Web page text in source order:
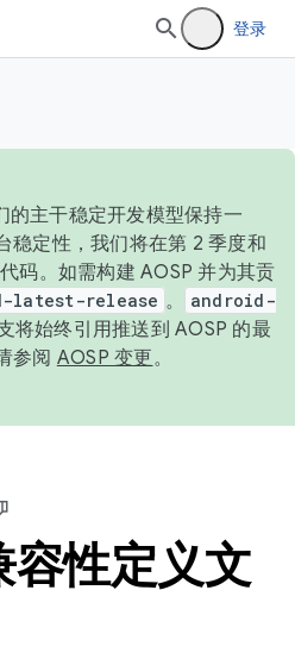
登录
的主干稳定开发模型保持一
稳定性，我们将在第 2 季度和
码。如需构建 AOSP 并为其贡
latest-release 。
android-
将始终引用推送到 AOSP 的最
参阅 AOSP 变更。
性定义文